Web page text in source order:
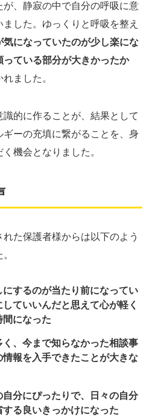
、静寂の中で自分の呼吸に意
した。ゆっくりと呼吸を整え
気になっていたのが少し楽にな
っている部分が大きかったか
ました。
識的に作ることが、結果として
ーの充填に繋がることを、身
機会となりました。
た保護者様からは以下のよう
にするのが当たり前になってい
ていいんだと思えて心が軽く
になった
、今まで知らなかった相談事
報を入手できたことが大きな
分にぴったりで、日々の自分
る良いきっかけになった